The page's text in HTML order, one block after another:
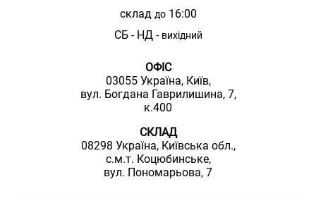
склад до16:00
СБ - НД - вихідний
ОФІС
03055 Україна, Київ,
вул. Богдана Гаврилишина, 7,
к.400
СКЛАД
08298 Україна, Київська обл.,
с.м.т. Коцюбинське,
вул. Пономарьова, 7